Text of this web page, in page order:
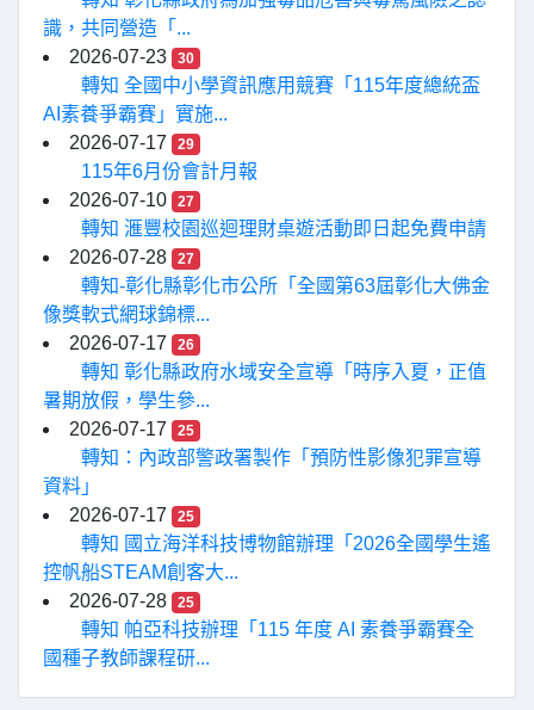
識，共同營造「...
2026-07-23
30
轉知 全國中小學資訊應用競賽「115年度總統盃
AI素養爭霸賽」實施...
2026-07-17
29
115年6月份會計月報
2026-07-10
27
轉知 滙豐校園巡迴理財桌遊活動即日起免費申請
2026-07-28
27
轉知-彰化縣彰化市公所「全國第63屆彰化大佛金
像獎軟式網球錦標...
2026-07-17
26
轉知 彰化縣政府水域安全宣導「時序入夏，正值
暑期放假，學生參...
2026-07-17
25
轉知：內政部警政署製作「預防性影像犯罪宣導
資料」
2026-07-17
25
轉知 國立海洋科技博物館辦理「2026全國學生遙
控帆船STEAM創客大...
2026-07-28
25
轉知 帕亞科技辦理「115 年度 AI 素養爭霸賽全
國種子教師課程研...